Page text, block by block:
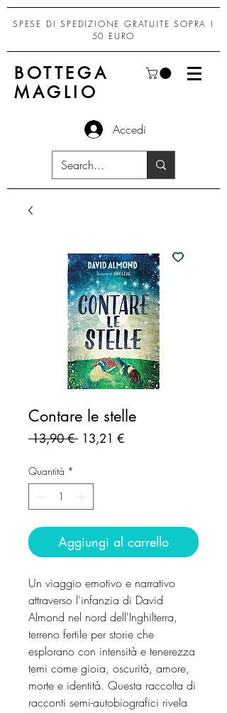
SPESE DI SPEDIZIONE GRATUITE SOPRA I
50 EURO
BOTTEGA
MAGLIO
Accedi
Contare le stelle
13,90 € Prezzo
13,21 €Prezzo
Quantità *
Aggiungi al carrello
Un viaggio emotivo e narrativo
attraverso l'infanzia di David
Almond nel nord dell'Inghilterra,
terreno fertile per storie che
esplorano con intensità e tenerezza
temi come gioia, oscurità, amore,
morte e identità. Questa raccolta di
racconti semi-autobiografici rivela